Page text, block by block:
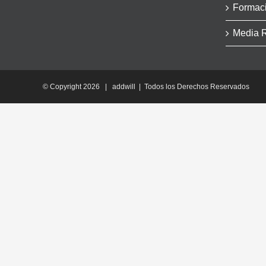
Media
© Copyright2026 | addwill | Todos los Derechos Reservados